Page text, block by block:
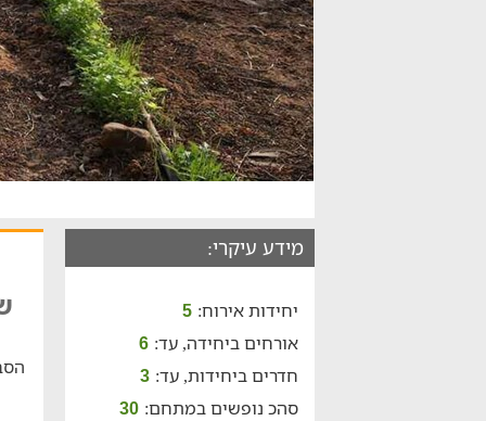
מידע עיקרי:
יחידות אירוח: 5
אורחים ביחידה, עד: 6
חדרים ביחידות, עד: 3
סהכ נופשים במתחם: 30